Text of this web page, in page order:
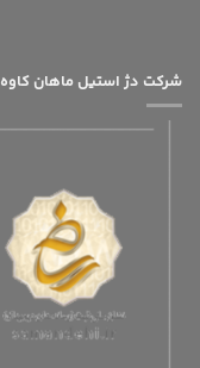
شرکت دژ استیل ماهان کاوه